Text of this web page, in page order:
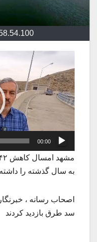
ویدیو
00:00
به سال گذشته را
اصحاب رسانه ،
سد طرق بازدید کردند